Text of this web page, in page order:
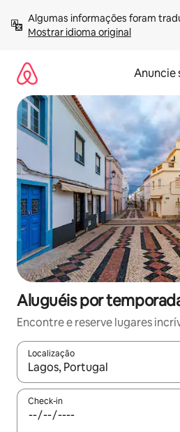
para
Mostrar idioma original
Anuncie
Aluguéis por
Encontre e reserve lugares
Localização
Quando os resultados estiverem
Check-in